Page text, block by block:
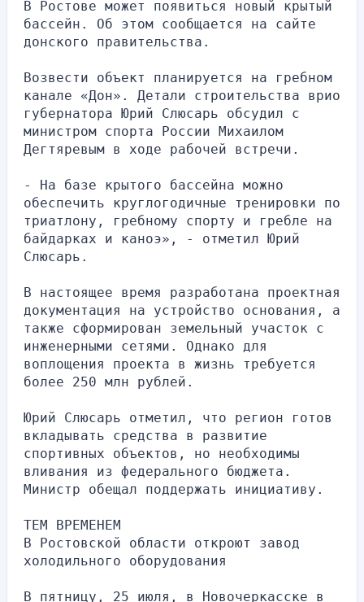
В Ростове может появиться новый крытый
бассейн. Об этом сообщается на сайте
донского правительства.
Возвести объект планируется на гребном
канале «Дон». Детали строительства врио
губернатора Юрий Слюсарь обсудил с
министром спорта России Михаилом
Дегтяревым в ходе рабочей встречи.
- На базе крытого бассейна можно
обеспечить круглогодичные тренировки по
триатлону, гребному спорту и гребле на
байдарках и каноэ», - отметил Юрий
Слюсарь.
В настоящее время разработана проектная
документация на устройство основания, а
также сформирован земельный участок с
инженерными сетями. Однако для
воплощения проекта в жизнь требуется
более 250 млн рублей.
Юрий Слюсарь отметил, что регион готов
вкладывать средства в развитие
спортивных объектов, но необходимы
вливания из федерального бюджета.
Министр обещал поддержать инициативу.
ТЕМ ВРЕМЕНЕМ
В Ростовской области откроют завод
холодильного оборудования
В пятницу, 25 июля, в Новочеркасске в